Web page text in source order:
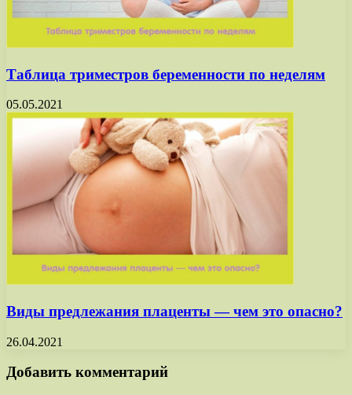
Таблица триместров беременности по неделям
05.05.2021
Виды предлежания плаценты — чем это опасно?
26.04.2021
Добавить комментарий